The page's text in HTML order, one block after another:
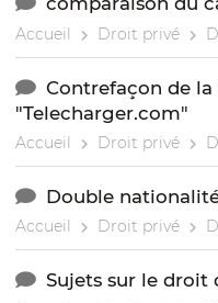
Accueil Droit privé
Contrefaçon de
"Telecharger.com"
Accueil Droit privé
Double
Accueil Droit privé
Sujets sur le droit